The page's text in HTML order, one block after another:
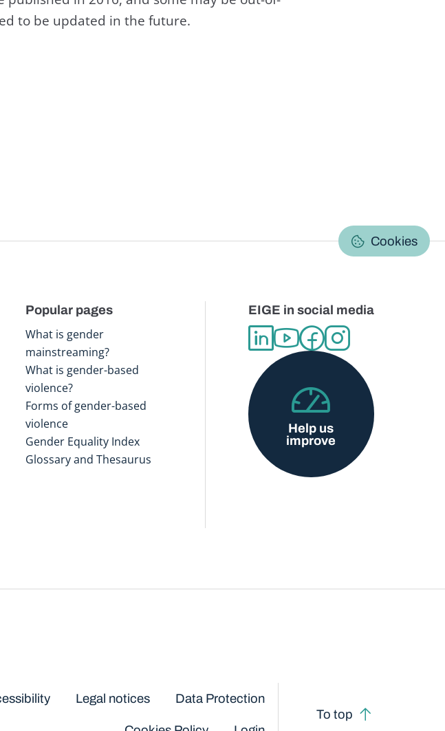
to be updated in the future.
Cookies
Popular pages
What is gender
mainstreaming?
What is gender-based
violence?
Forms of gender-based
violence
Gender Equality Index
Glossary and Thesaurus
EIGE in social media
Help us
improve
Legal notices Data Protection
To top